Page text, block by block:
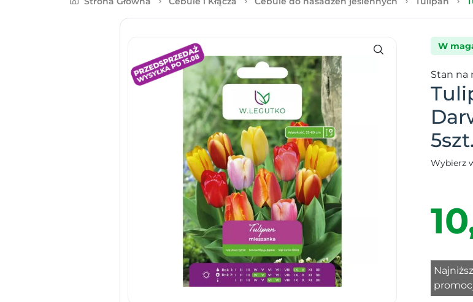
W
Stan na
5szt.
Wybierz